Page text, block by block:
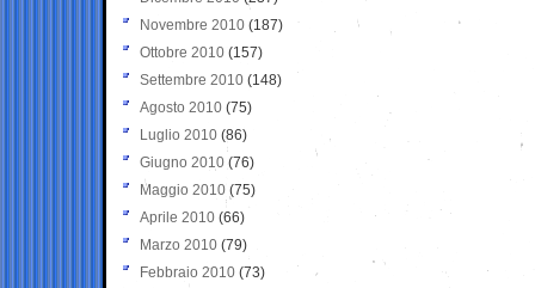
Novembre 2010 (187)
Ottobre 2010 (157)
Settembre 2010 (148)
Agosto 2010 (75)
Luglio 2010 (86)
Giugno 2010 (76)
Maggio 2010 (75)
Aprile 2010 (66)
Marzo 2010 (79)
Febbraio 2010 (73)